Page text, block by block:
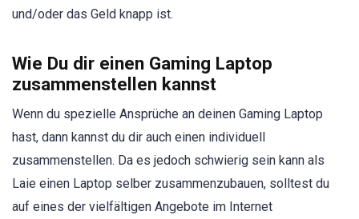
und/oder das Geld knapp ist.
Wie Du dir einen Gaming Laptop
zusammenstellen kannst
Wenn du spezielle Ansprüche an deinen Gaming Laptop
hast, dann kannst du dir auch einen individuell
zusammenstellen. Da es jedoch schwierig sein kann als
Laie einen Laptop selber zusammenzubauen, solltest du
auf eines der vielfältigen Angebote im Internet